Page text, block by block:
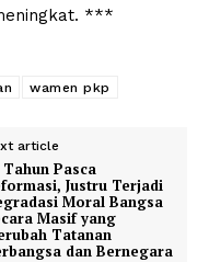
***
wamen pkp
article
Tahun Pasca
Justru Terjadi
Moral Bangsa
Masif yang
Tatanan
dan Bernegara